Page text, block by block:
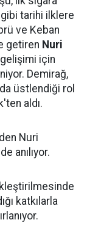
tarihi ilklere
ve Keban
getiren Nuri
gelişimi için
Demirağ,
üstlendiği rol
aldı.
Nuri
anılıyor.
katkılarla